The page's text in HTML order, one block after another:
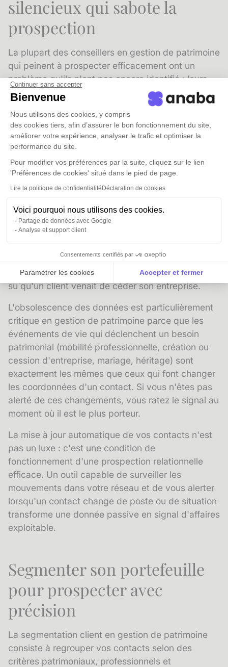
Continuer sans accepter
Bienvenue
Nous utilisons des cookies, y compris
des cookies tiers, afin d’assurer le bon fonctionnement du site,
améliorer votre expérience, analyser le trafic et optimiser la
performance du site.
Pour modifier vos préférences par la suite, cliquez sur le lien
'Préférences de cookies' situé dans le pied de page.
Lire la politique de confidentialité Déclaration de cookies
Voici pourquoi nous utilisons des cookies.
Partage de données avec Google
Analyse et support client
Consentements certifiés par
Paramétrer les cookies Accepter et fermer
Axeptio consent
Plateforme de Gestion du Consentement :
Notre plateforme vous permet d'adapter et de gérer
silencieux qui sabote la
prospection
La plupart des conseillers en gestion de patrimoine
qui peinent à prospecter efficacement ont un
problème qu'ils n'ont pas encore identifié : leurs
données de contact sont obsolètes, incomplètes
ou désorganisées. Un réseau mal tenu ne peut pas
générer d'opportunités de manière fiable.
Selon les données de ServiceNow, 91 % des
données présentes dans un système de gestion
de contacts sont incomplètes, 18 % sont
dupliquées et jusqu'à 70 % deviennent obsolètes
en l'espace d'un an. Pour un conseiller patrimonial
dont la prospection repose sur la précision de la
mise en relation, ces chiffres ont des
conséquences directes : un message envoyé à
adressée à un contact qui a quitté son poste, une
opportunité manquée parce que vous n'avez pas
su qu'un client venait de céder son entreprise.
L'obsolescence des données est particulièrement
critique en gestion de patrimoine parce que les
événements de vie qui déclenchent un besoin
patrimonial (mobilité professionnelle, création ou
cession d'entreprise, mariage, héritage) sont
exactement les mêmes que ceux qui font changer
les coordonnées d'un contact. Si vous n'êtes pas
alerté de ces changements, vous ratez le signal au
moment où il est le plus porteur.
La mise à jour automatique de vos contacts n'est
pas un luxe : c'est une condition de
fonctionnement d'une prospection relationnelle
efficace. Un outil capable de surveiller les
mouvements dans votre réseau et de vous alerter
lorsqu'un contact change de poste ou de situation
transforme une donnée passive en signal d'affaires
exploitable.
Segmenter son portefeuille
pour prospecter avec
précision
La segmentation client en gestion de patrimoine
consiste à regrouper vos contacts selon des
critères patrimoniaux, professionnels et